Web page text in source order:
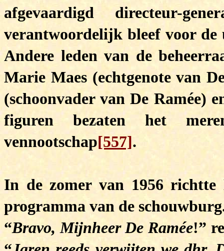
afgevaardigd directeur-
verantwoordelijk bleef voor de
Andere leden van de
Marie Maes (echtgenote van
(schoonvader van De Ramée)
figuren bezaten het
vennootschap[557].
In de zomer van 1956
programma van de
“Bravo, Mijnheer De Ramée!”